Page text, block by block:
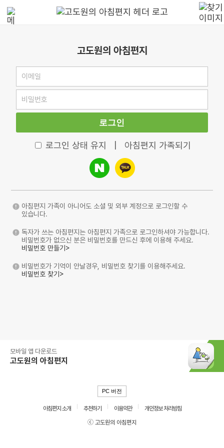
고도원의 아침편지
로그인
로그인 상태 유지 아침편지 가족되기
아침편지 가족이 아니어도 소셜 및 외부 계정으로 로그인할 수
있습니다.
독자가 쓰는 아침편지는 아침편지 가족으로 로그인하셔야 가능합니다.
비밀번호가 없으신 분은 비밀번호를 만드신 후에 이용해 주세요.
비밀번호 만들기>
비밀번호가 기억이 안날경우, 비밀번호 찾기를 이용해주세요.
비밀번호 찾기>
모바일 앱 다운로드
고도원의 아침편지
PC 버전
아침편지 소개 추천하기 이용약관
개인정보 처리방침
ⓒ 고도원의 아침편지